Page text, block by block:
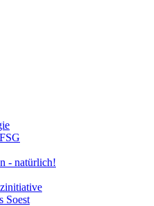
- natürlich!
Soest